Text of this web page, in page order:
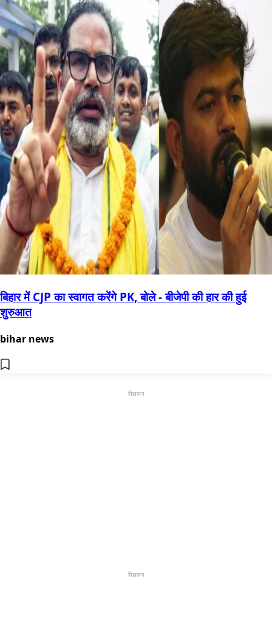
बिहार में CJP का स्वागत करेंगे PK, बोले - बीजेपी की हार की हुई
शुरुआत
bihar news
विज्ञापन
विज्ञापन